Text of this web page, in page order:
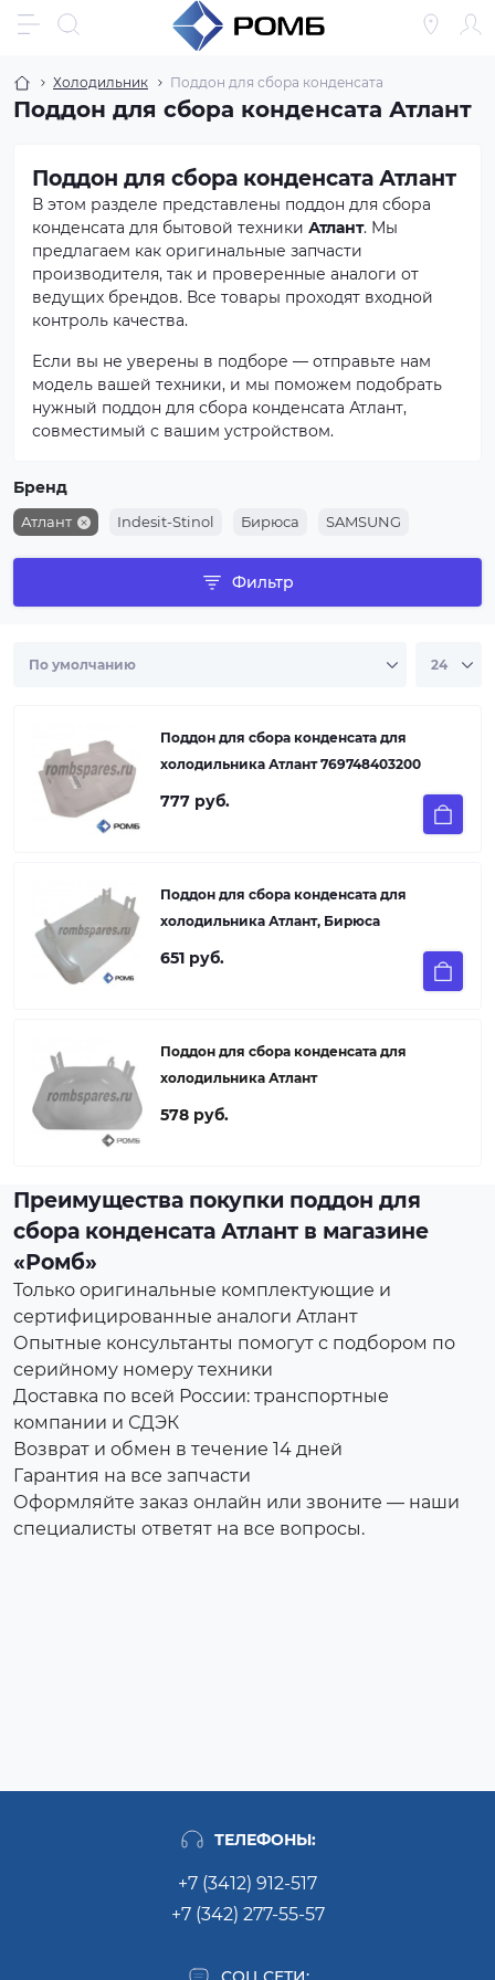
Холодильник Поддон для сбора конденсата
Поддон для сбора конденсата Атлант
Поддон для сбора конденсата Атлант
В этом разделе представлены поддон для сбора
конденсата для бытовой техники Атлант. Мы
предлагаем как оригинальные запчасти
производителя, так и проверенные аналоги от
ведущих брендов. Все товары проходят входной
контроль качества.
Если вы не уверены в подборе — отправьте нам
модель вашей техники, и мы поможем подобрать
нужный поддон для сбора конденсата Атлант,
совместимый с вашим устройством.
Бренд
Атлант Indesit-Stinol Бирюса SAMSUNG
Фильтр
Поддон для сбора конденсата для
холодильника Атлант 769748403200
777 руб.
Поддон для сбора конденсата для
холодильника Атлант, Бирюса
651 руб.
Поддон для сбора конденсата для
холодильника Атлант
578 руб.
Преимущества покупки поддон для
сбора конденсата Атлант в магазине
«Ромб»
Только оригинальные комплектующие и
сертифицированные аналоги Атлант
Опытные консультанты помогут с подбором по
серийному номеру техники
Доставка по всей России: транспортные
компании и СДЭК
Возврат и обмен в течение 14 дней
Гарантия на все запчасти
Оформляйте заказ онлайн или звоните — наши
специалисты ответят на все вопросы.
ТЕЛЕФОНЫ:
+7 (3412) 912-517
+7 (342) 277-55-57